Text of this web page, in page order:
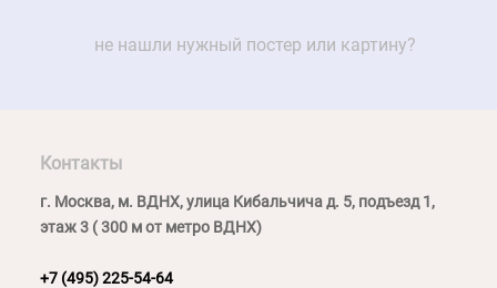
не нашли нужный постер или картину?
Контакты
г. Москва, м. ВДНХ, улица Кибальчича д. 5, подъезд 1,
этаж 3 ( 300 м от метро ВДНХ)
+7 (495) 225-54-64